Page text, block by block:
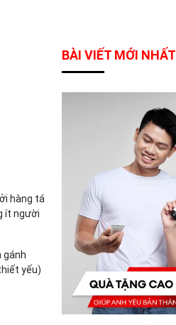
hàng tá
ít người
gánh
yếu)
BÀI VIẾT MỚI NHẤT